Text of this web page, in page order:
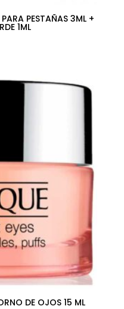
PESTAÑAS 3ML +
1ML
DE OJOS 15 ML